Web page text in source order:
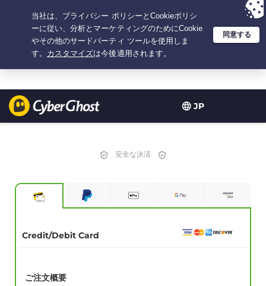
JP
選択プラン：2.1666666666667年間 $ 2.19 /月の 大特価
安全な決済
Credit/Debit Card
ご注文概要